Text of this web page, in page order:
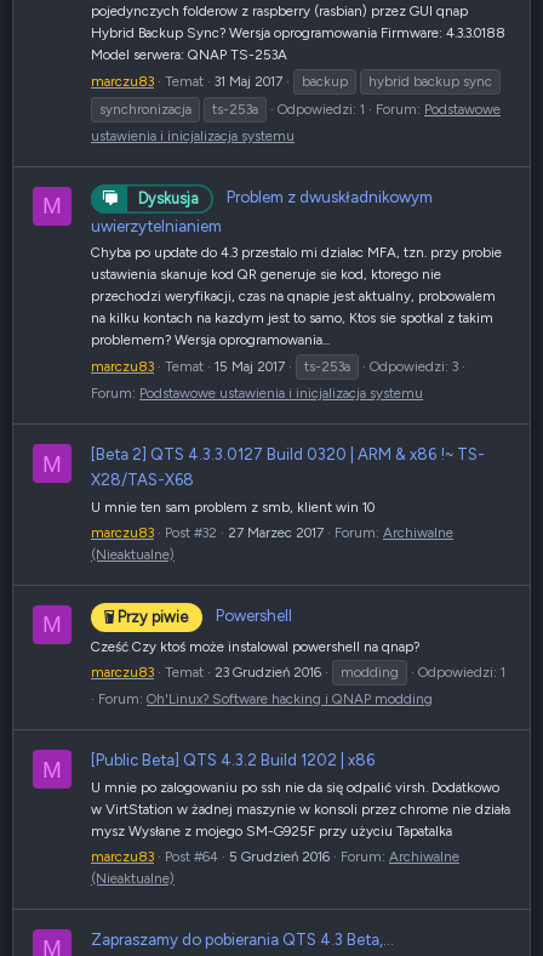
pojedynczych folderow z raspberry (rasbian) przez GUI qnap
Hybrid Backup Sync? Wersja oprogramowania Firmware: 4.3.3.0188
Model serwera: QNAP TS-253A
marczu83
Temat 31 Maj 2017 backup
hybrid backup sync
synchronizacja
ts-253a Odpowiedzi: 1 Forum: Podstawowe
ustawienia i inicjalizacja systemu
M Dyskusja
Problem z dwuskładnikowym
uwierzytelnianiem
Chyba po update do 4.3 przestalo mi dzialac MFA, tzn. przy probie
ustawienia skanuje kod QR generuje sie kod, ktorego nie
przechodzi weryfikacji, czas na qnapie jest aktualny, probowalem
na kilku kontach na kazdym jest to samo, Ktos sie spotkal z takim
problemem? Wersja oprogramowania...
marczu83
Temat 15 Maj 2017 ts-253a
Odpowiedzi: 3
Forum: Podstawowe ustawienia i inicjalizacja systemu
M
[Beta 2] QTS 4.3.3.0127 Build 0320 | ARM & x86 !~ TS-
X28/TAS-X68
U mnie ten sam problem z smb, klient win 10
marczu83
Post #32 27 Marzec 2017 Forum: Archiwalne
(Nieaktualne)
M Przy piwie Powershell
Cześć Czy ktoś może instalowal powershell na qnap?
marczu83
Temat 23 Grudzień 2016 modding
Odpowiedzi: 1
Forum: Oh'Linux? Software hacking i QNAP modding
M [Public Beta] QTS 4.3.2 Build 1202 | x86
U mnie po zalogowaniu po ssh nie da się odpalić virsh. Dodatkowo
w VirtStation w żadnej maszynie w konsoli przez chrome nie działa
mysz Wysłane z mojego SM-G925F przy użyciu Tapatalka
marczu83
Post #64 5 Grudzień 2016 Forum: Archiwalne
(Nieaktualne)
M Zapraszamy do pobierania QTS 4.3 Beta,...